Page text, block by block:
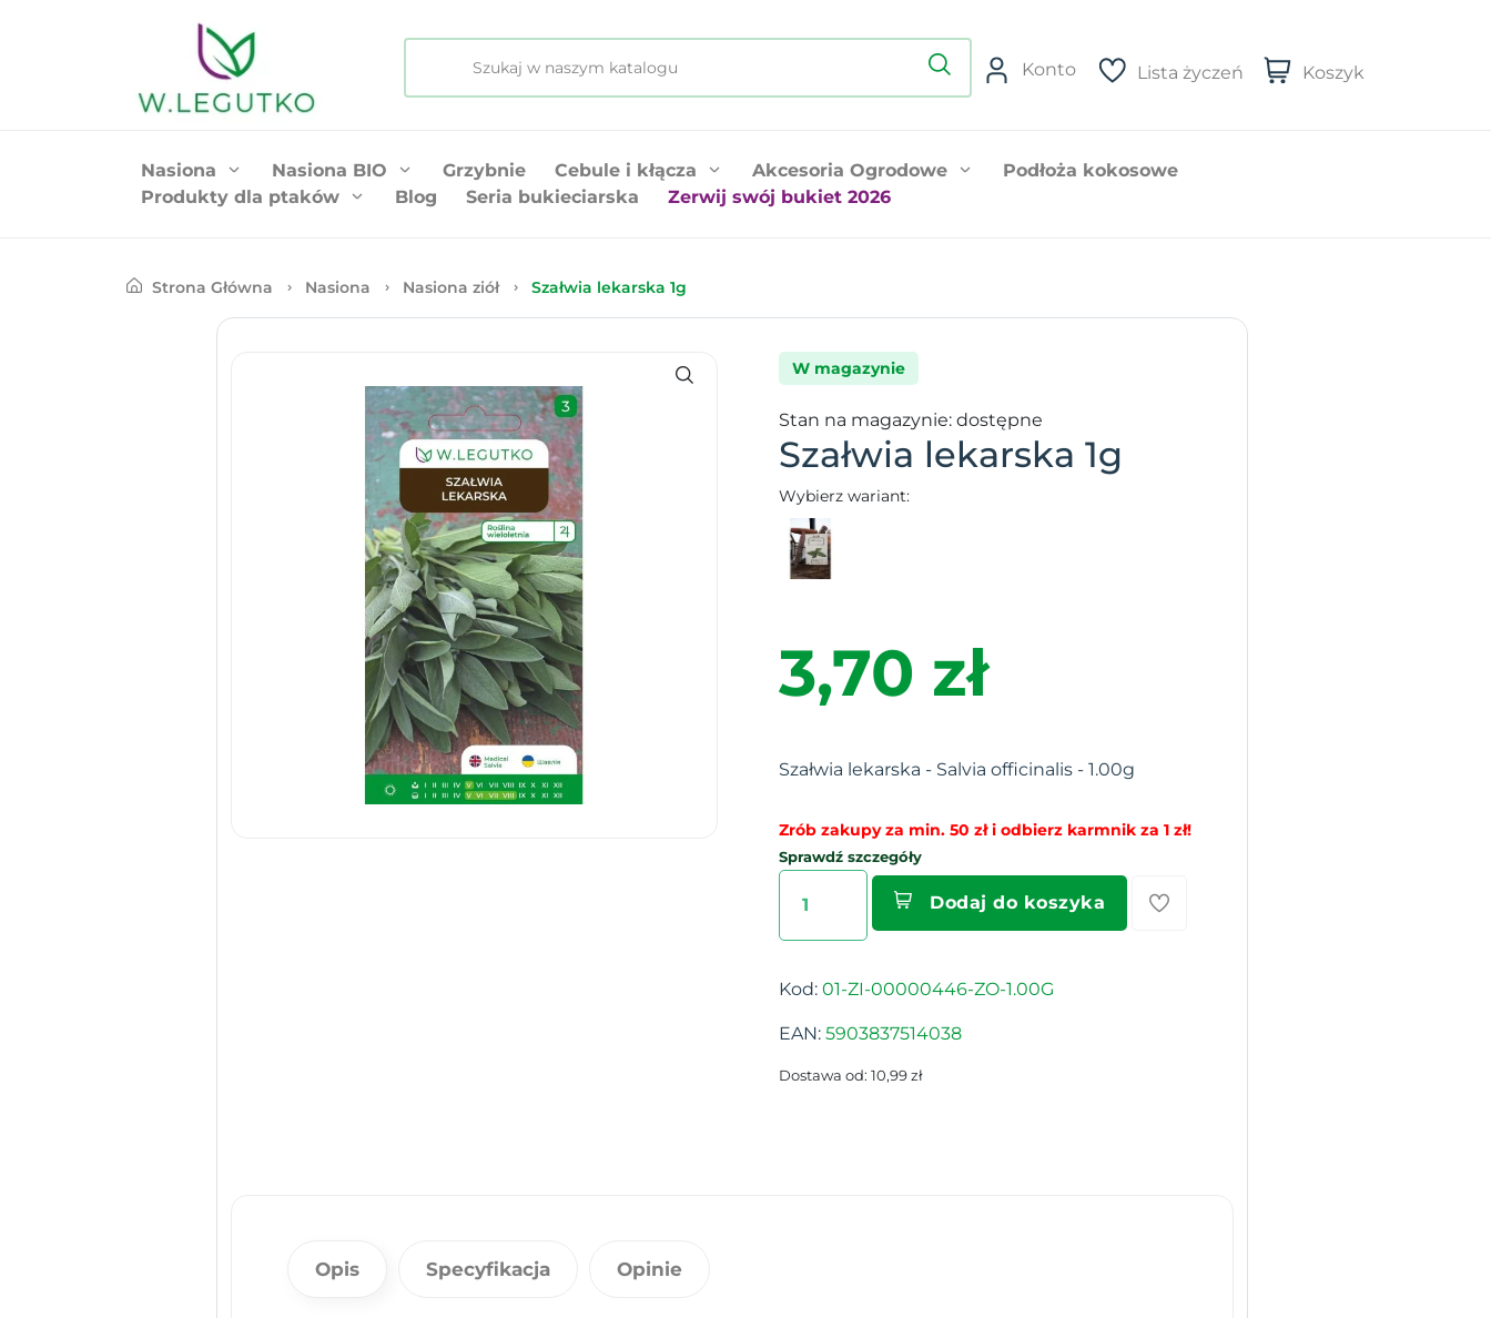
Konto Lista życzeń Koszyk
Nasiona Nasiona BIO Grzybnie Cebule i kłącza Akcesoria Ogrodowe
Podłoża kokosowe
Produkty dla ptaków
Blog Seria bukieciarska Zerwij swój bukiet 2026
Strona Główna Nasiona Nasiona ziół Szałwia lekarska 1g
W magazynie
Stan na magazynie: dostępne
Szałwia lekarska 1g
Wybierz wariant:
3,70 zł
Szałwia lekarska - Salvia officinalis - 1.00g
Zrób zakupy za min. 50 zł i odbierz karmnik za 1 zł!
Sprawdź szczegóły
Dodaj do koszyka
Kod: 01-ZI-00000446-ZO-1.00G
EAN: 5903837514038
Dostawa od: 10,99 zł
Opis Specyfikacja Opinie